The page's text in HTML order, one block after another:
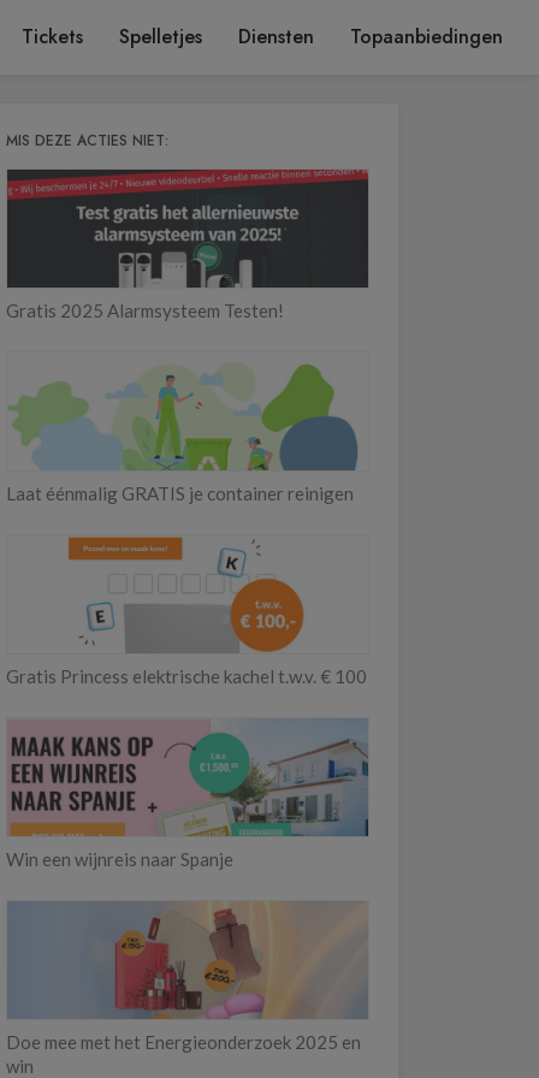
Tickets Spelletjes Diensten Topaanbiedingen
MIS DEZE ACTIES NIET:
Gratis 2025 Alarmsysteem Testen!
Laat éénmalig GRATIS je container reinigen
Gratis Princess elektrische kachel t.w.v. € 100
Win een wijnreis naar Spanje
Doe mee met het Energieonderzoek 2025 en
win